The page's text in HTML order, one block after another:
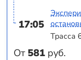
17:05
От 581 руб.
Трасса